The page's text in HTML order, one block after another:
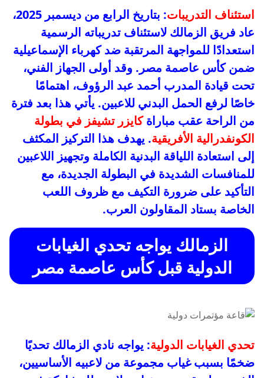
استئناف التدريبات
: بتاريخ الرابع من ديسمبر 2025،
عاد فريق الزمالك لاستئناف تدريباته الرسمية
استعدادًا للمواجهة المرتقبة ضد كهرباء الإسماعيلية
ضمن كأس عاصمة مصر. وقد أولى الجهاز الفني،
تحت قيادة المدرب أحمد عبد الرؤوف، اهتمامًا
خاصًا لرفع الحمل البدني للاعبين. يأتي هذا بعد فترة
من الراحة عقب مباراةكايزر تشيفز في بطولة
الكونفدرالية الأفريقية. يهدف هذا التركيز المكثف
إلى استعادة اللياقة البدنية الكاملة وتجهيز اللاعبين
للمنافسات الشديدة في البطولة الجديدة، مع
التأكيد على ضرورة التكيف مع ظروف اللعب
الخاصة بستاد المقاولون العرب.
الزمالك يواجه تحدي الغيابات
الدولية قبل كأس عاصمة مصر
تحدي الغيابات الدولية: يواجه نادي الزمالك تحديًا
ضخمًا بسبب غياب مجموعة من لاعبيه الأساسيين،